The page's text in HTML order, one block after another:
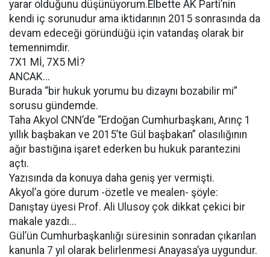
yarar olduğunu düşünüyorum.Elbette AK Parti’nin
kendi iç sorunudur ama iktidarının 2015 sonrasında da
devam edeceği göründüğü için vatandaş olarak bir
temennimdir.
7X1 Mİ, 7X5 Mİ?
ANCAK...
Burada “bir hukuk yorumu bu dizaynı bozabilir mi”
sorusu gündemde.
Taha Akyol CNN’de “Erdoğan Cumhurbaşkanı, Arınç 1
yıllık başbakan ve 2015’te Gül başbakan” olasılığının
ağır bastığına işaret ederken bu hukuk parantezini
açtı.
Yazısında da konuya daha geniş yer vermişti.
Akyol’a göre durum -özetle ve mealen- şöyle:
Danıştay üyesi Prof. Ali Ulusoy çok dikkat çekici bir
makale yazdı...
Gül’ün Cumhurbaşkanlığı süresinin sonradan çıkarılan
kanunla 7 yıl olarak belirlenmesi Anayasa’ya uygundur.